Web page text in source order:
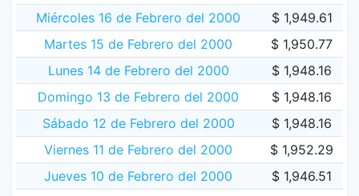
Miércoles 16 de Febrero del 2000
$ 1,949.61
Martes 15 de Febrero del 2000
$ 1,950.77
Lunes 14 de Febrero del 2000
$ 1,948.16
Domingo 13 de Febrero del 2000
$ 1,948.16
Sábado 12 de Febrero del 2000
$ 1,948.16
Viernes 11 de Febrero del 2000
$ 1,952.29
Jueves 10 de Febrero del 2000
$ 1,946.51